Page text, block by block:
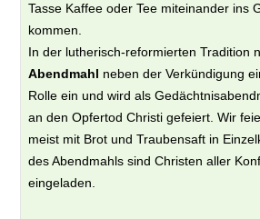
Tasse Kaffee oder Tee miteinander ins
kommen.
In der lutherisch-reformierten Tradition
Abendmahl neben der Verkündigung
Rolle ein und wird als
an den Opfertod Christi gefeiert. Wir
meist mit Brot und Traubensaft in
des Abendmahls sind Christen aller
eingeladen.